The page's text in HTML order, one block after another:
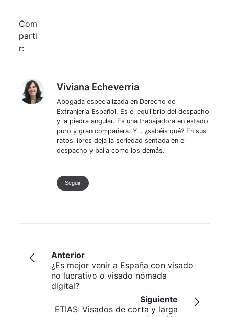
Com
parti
r:
Viviana EcheverriaViviana Echeverria
Abogada especializada en Derecho de
Extranjería Español. Es el equilibrio del despacho
y la piedra angular. Es una trabajadora en estado
puro y gran compañera. Y… ¿sabéis qué? En sus
ratos libres deja la seriedad sentada en el
despacho y baila como los demás.
Seguir
Anterior
¿Es mejor venir a España con visado
no lucrativo o visado nómada
digital?
Siguiente
ETIAS: Visados de corta y larga